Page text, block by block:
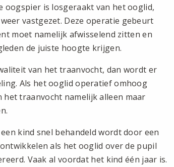
oogspier is losgeraakt van het ooglid,
vastgezet. Deze operatie gebeurt
moet namelijk afwisselend zitten en
de juiste hoogte krijgen.
van het traanvocht, dan wordt er
Als het ooglid operatief omhoog
traanvocht namelijk alleen maar
kind snel behandeld wordt door een
als het ooglid over de pupil
Vaak al voordat het kind één jaar is.